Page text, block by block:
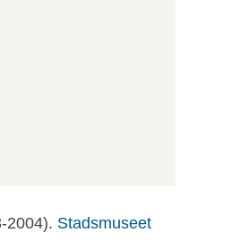
2004). Stadsmuseet